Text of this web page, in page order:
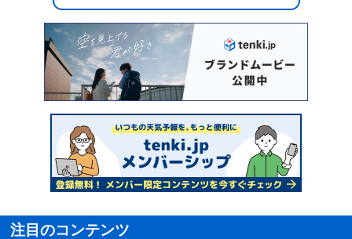
注目のコンテンツ